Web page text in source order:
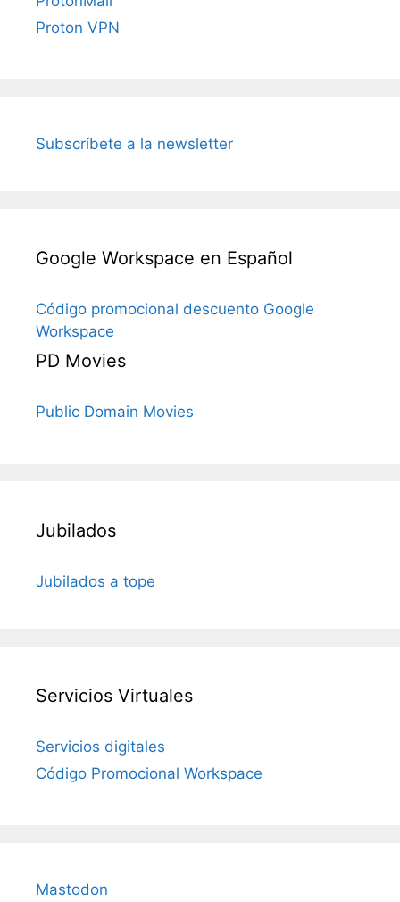
Proton VPN
Subscríbete a la newsletter
Google Workspace en Español
Código promocional descuento Google
Workspace
PD Movies
Public Domain Movies
Jubilados
Jubilados a tope
Servicios Virtuales
Servicios digitales
Código Promocional Workspace
Mastodon